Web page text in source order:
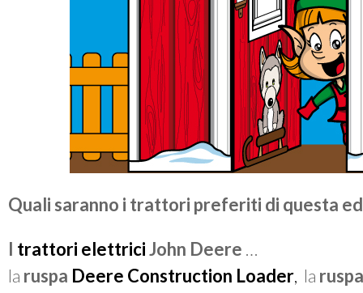
Quali saranno i trattori preferiti di questa
I trattori elettriciJohn Deere …
la ruspa Deere Construction Loader, la ruspa